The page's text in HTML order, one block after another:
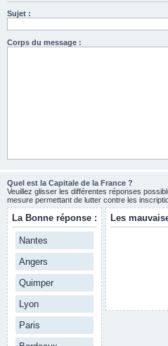
Sujet :
Corps du message :
Quel est la Capitale de la France ?
Veuillez glisser les différentes réponses
mesure permettant de lutter contre les
La Bonne réponse :
Nantes
Angers
Quimper
Lyon
Paris
Les